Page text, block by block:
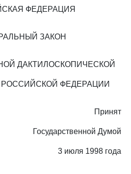
ФЕДЕРАЦИЯ
ЗАКОН
ДАКТИЛОСКОПИЧЕСКОЙ
РОССИЙСКОЙ ФЕДЕРАЦИИ
Принят
Государственной Думой
3 июля 1998 года